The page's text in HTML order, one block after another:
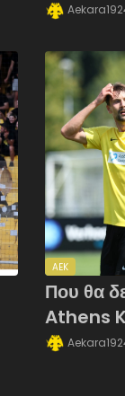
AEK
Που θα
Athens